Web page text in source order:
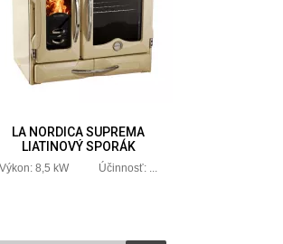
LA NORDICA SUPREMA
LIATINOVÝ SPORÁK
Výkon: 8,5 kW Účinnosť: ...